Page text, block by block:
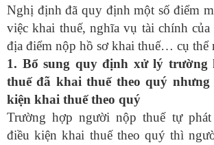
Nghị định đã quy định một số điểm
việc khai thuế, nghĩa vụ tài chính
địa điểm nộp hồ sơ khai thuế… cụ thể
1. Bổ sung quy định xử lý trường
thuế đã khai thuế theo quý
kiện khai thuế theo quý
Trường hợp người nộp thuế tự
điều kiện khai thuế theo quý thì